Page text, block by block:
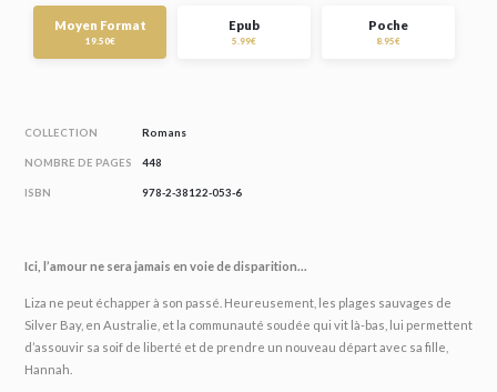
Moyen Format
19.50€
Epub
5.99€
Poche
8.95€
COLLECTION Romans
NOMBRE DE PAGES 448
ISBN 978-2-38122-053-6
Ici, l’amour ne sera jamais en voie de disparition…
Liza ne peut échapper à son passé. Heureusement, les plages sauvages de
Silver Bay, en Australie, et la communauté soudée qui vit là-bas, lui permettent
d’assouvir sa soif de liberté et de prendre un nouveau départ avec sa fille,
Hannah.